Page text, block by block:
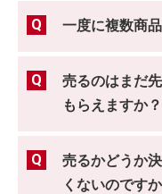
一度に複数商
売るのはまだ
もらえますか？
売るかどうか
くないのです